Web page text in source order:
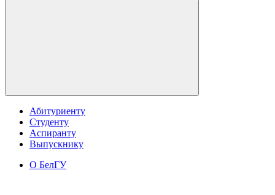
Абитуриенту
Студенту
Аспиранту
Выпускнику
О БелГУ